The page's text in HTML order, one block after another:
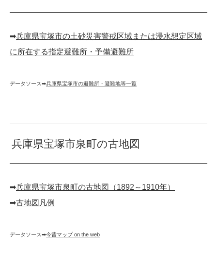
➡︎兵庫県宝塚市の土砂災害警戒区域または浸水想定区域
に所在する指定避難所・予備避難所
データソース➡︎兵庫県宝塚市の避難所・避難地等一覧
兵庫県宝塚市泉町の古地図
➡︎兵庫県宝塚市泉町の古地図（1892～1910年）
➡︎古地図凡例
データソース➡︎今昔マップ on the web